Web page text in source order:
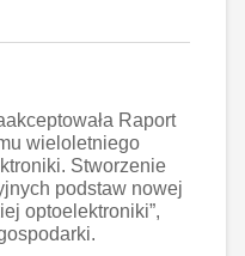
Raport
wieloletniego
Stworzenie
podstaw nowej
optoelektroniki”,